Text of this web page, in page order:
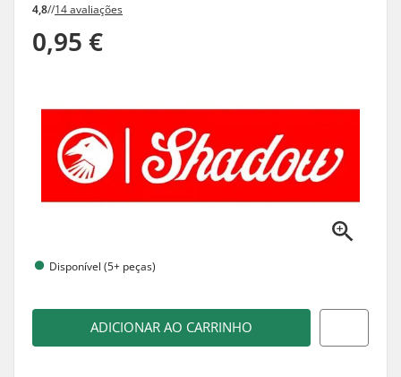
4,8//14 avaliações
0,95 €
Disponível (5+ peças)
ADICIONAR AO CARRINHO